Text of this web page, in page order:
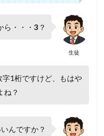
生徒
ら・・・ 3 ？
1桁ですけど、もはや
ね？
んですか？